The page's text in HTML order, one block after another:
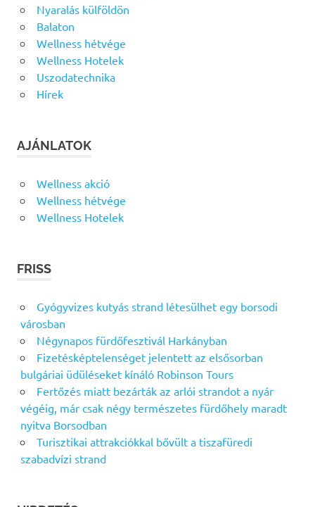
Nyaralás külföldön
Balaton
Wellness hétvége
Wellness Hotelek
Uszodatechnika
Hírek
AJÁNLATOK
Wellness akció
Wellness hétvége
Wellness Hotelek
FRISS
Gyógyvizes kutyás strand létesülhet egy borsodi
városban
Négynapos fürdőfesztivál Harkányban
Fizetésképtelenséget jelentett az elsősorban
bulgáriai üdüléseket kínáló Robinson Tours
Fertőzés miatt bezárták az arlói strandot a nyár
végéig, már csak négy természetes fürdőhely maradt
nyitva Borsodban
Turisztikai attrakciókkal bővült a tiszafüredi
szabadvízi strand